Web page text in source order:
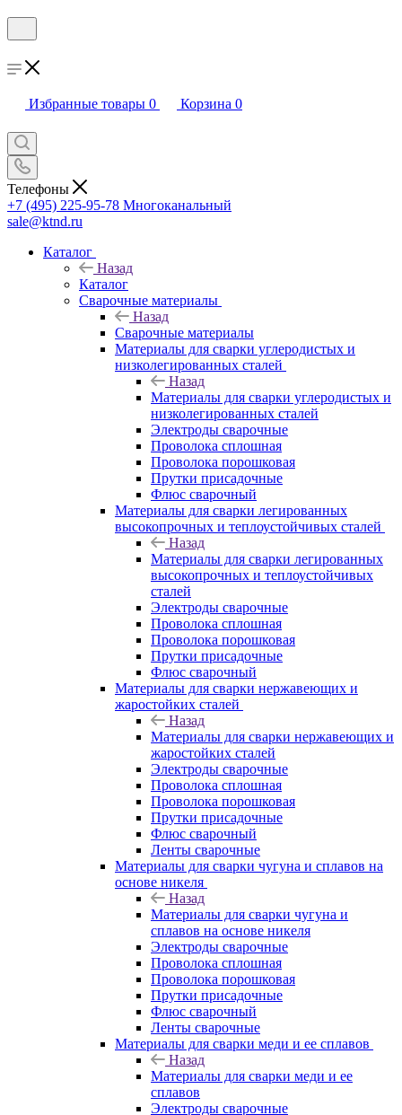
Избранные товары 0 Корзина 0
Телефоны
+7 (495) 225-95-78 Многоканальный
sale@ktnd.ru
Каталог
Назад
Каталог
Сварочные материалы
Назад
Сварочные материалы
Материалы для сварки углеродистых и
низколегированных сталей
Назад
Материалы для сварки углеродистых и
низколегированных сталей
Электроды сварочные
Проволока сплошная
Проволока порошковая
Прутки присадочные
Флюс сварочный
Материалы для сварки легированных
высокопрочных и теплоустойчивых сталей
Назад
Материалы для сварки легированных
высокопрочных и теплоустойчивых
сталей
Электроды сварочные
Проволока сплошная
Проволока порошковая
Прутки присадочные
Флюс сварочный
Материалы для сварки нержавеющих и
жаростойких сталей
Назад
Материалы для сварки нержавеющих и
жаростойких сталей
Электроды сварочные
Проволока сплошная
Проволока порошковая
Прутки присадочные
Флюс сварочный
Ленты сварочные
Материалы для сварки чугуна и сплавов на
основе никеля
Назад
Материалы для сварки чугуна и
сплавов на основе никеля
Электроды сварочные
Проволока сплошная
Проволока порошковая
Прутки присадочные
Флюс сварочный
Ленты сварочные
Материалы для сварки меди и ее сплавов
Назад
Материалы для сварки меди и ее
сплавов
Электроды сварочные